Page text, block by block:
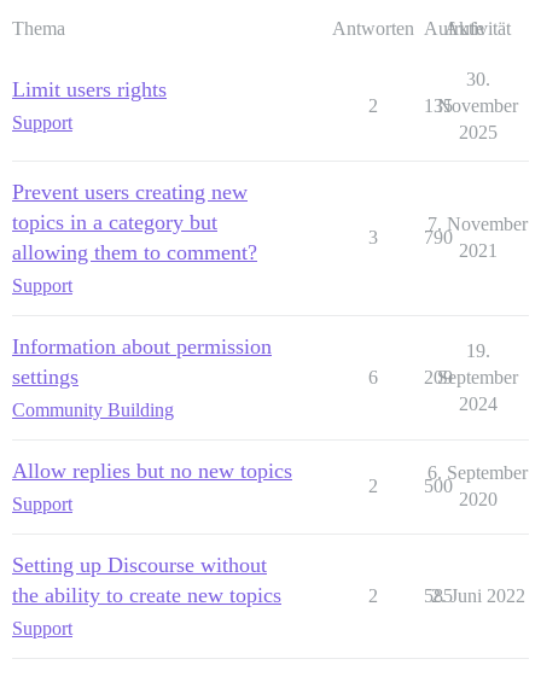
Thema Antworten Aufrufe
Aktivität
Limit users rights
Support
2 135
30.
November
2025
Prevent users creating new
topics in a category but
allowing them to comment?
Support
3 790
7. November
2021
Information about permission
settings
Community Building
6 209
19.
September
2024
Allow replies but no new topics
Support
2 500
6. September
2020
Setting up Discourse without
the ability to create new topics
Support
2 585
2. Juni 2022